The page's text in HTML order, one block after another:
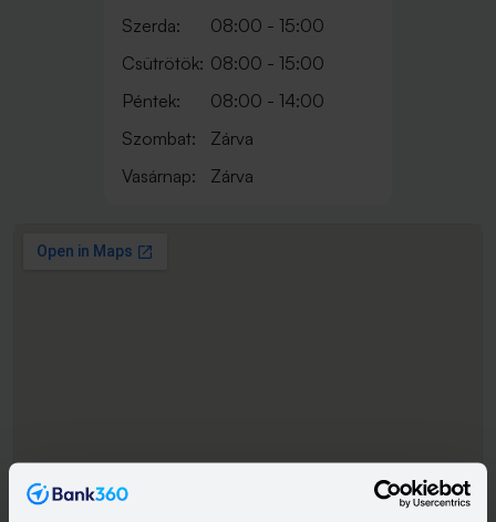
Szerda:
08:00 - 15:00
Csütrötök: 08:00 - 15:00
Péntek:
08:00 - 14:00
Szombat:
Zárva
Vasárnap:
Zárva